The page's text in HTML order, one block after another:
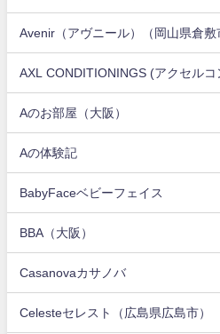
Avenir（アヴニール）（岡山県倉敷
AXL CONDITIONINGS (アクセル
Aのお部屋（大阪）
Aの体験記
BabyFaceベビーフェイス
BBA（大阪）
Casanovaカサノバ
Celesteセレスト（広島県広島市）